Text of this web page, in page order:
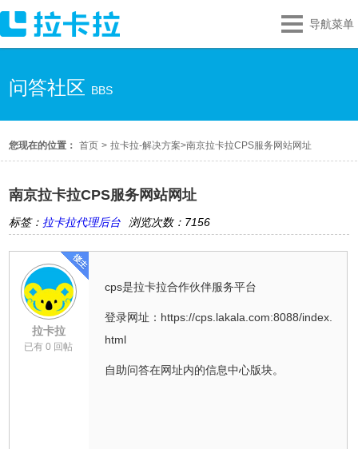
导航菜单
问答社区 BBS
您现在的位置： 首页 > 拉卡拉-解决方案>南京拉卡拉CPS服务网站网址
南京拉卡拉CPS服务网站网址
标签： 拉卡拉代理后台 浏览次数：7156
拉卡拉
已有 0 回帖
cps是拉卡拉合作伙伴服务平台
登录网址：https://cps.lakala.com:8088/index.
html
自助问答在网址内的信息中心版块。